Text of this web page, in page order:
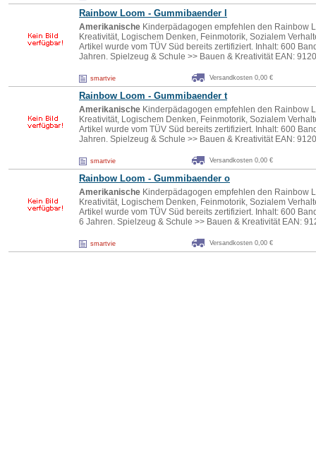
Rainbow Loom - Gummibaender l
Amerikanische Kinderpädagogen empfehlen den Rainbow
Kreativität, Logischem Denken, Feinmotorik, Sozialem
Artikel wurde vom TÜV Süd bereits zertifiziert. Inhalt: 600
Jahren. Spielzeug & Schule >> Bauen & Kreativität EAN:
smartvie Versandkosten 0,00 €
Rainbow Loom - Gummibaender t
Amerikanische Kinderpädagogen empfehlen den Rainbow
Kreativität, Logischem Denken, Feinmotorik, Sozialem
Artikel wurde vom TÜV Süd bereits zertifiziert. Inhalt: 600
Jahren. Spielzeug & Schule >> Bauen & Kreativität EAN:
smartvie Versandkosten 0,00 €
Rainbow Loom - Gummibaender o
Amerikanische Kinderpädagogen empfehlen den Rainbow
Kreativität, Logischem Denken, Feinmotorik, Sozialem
Artikel wurde vom TÜV Süd bereits zertifiziert. Inhalt: 600
6 Jahren. Spielzeug & Schule >> Bauen & Kreativität EAN:
smartvie Versandkosten 0,00 €